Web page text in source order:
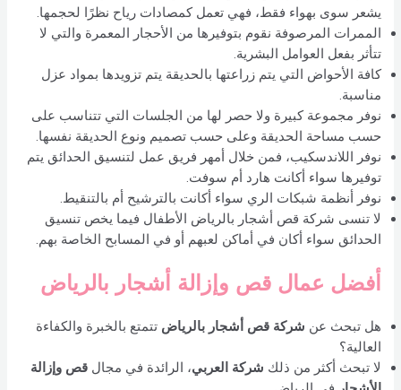
يشعر سوى بهواء فقط، فهي تعمل كمصادات رياح نظرًا لحجمها.
الممرات المرصوفة نقوم بتوفيرها من الأحجار المعمرة والتي لا
تتأثر بفعل العوامل البشرية.
كافة الأحواض التي يتم زراعتها بالحديقة يتم تزويدها بمواد عزل
مناسبة.
نوفر مجموعة كبيرة ولا حصر لها من الجلسات التي تتناسب على
حسب مساحة الحديقة وعلى حسب تصميم ونوع الحديقة نفسها.
نوفر اللاندسكيب، فمن خلال أمهر فريق عمل لتنسيق الحدائق يتم
توفيرها سواء أكانت هارد أم سوفت.
نوفر أنظمة شبكات الري سواء أكانت بالترشيح أم بالتنقيط.
لا تنسى شركة قص أشجار بالرياض الأطفال فيما يخص تنسيق
الحدائق سواء أكان في أماكن لعبهم أو في المسابح الخاصة بهم.
أفضل عمال قص وإزالة أشجار بالرياض
هل تبحث عن شركة قص أشجار بالرياض تتمتع بالخبرة والكفاءة
العالية؟
لا تبحث أكثر من ذلك شركة العربي، الرائدة في مجالقص وإزالة